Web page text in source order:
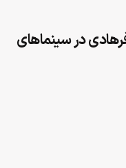
در سینماهای